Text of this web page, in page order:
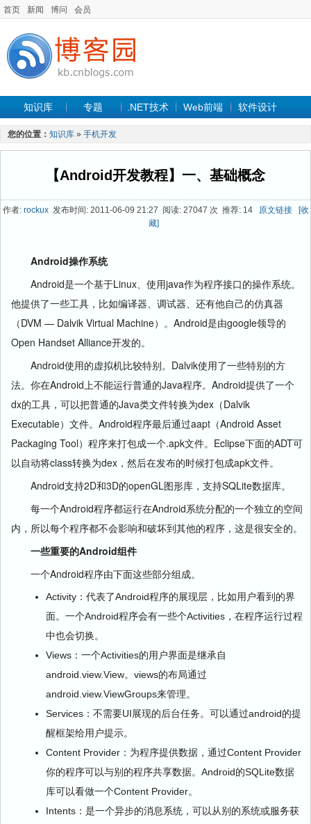
首页 新闻 博问 会员
知识库 专题 .NET技术 Web前端 软件设计
手机开发 软件工程
最新文章
您的位置： 知识库 » 手机开发
【Android开发教程】一、基础概念
作者: rockux发布时间: 2011-06-09 21:27 阅读: 27047 次 推荐: 14 原文链接
[收
藏]
Android操作系统
Android是一个基于Linux、使用java作为程序接口的操作系统。
他提供了一些工具，比如编译器、调试器、还有他自己的仿真器
（DVM — Dalvik Virtual Machine）。Android是由google领导的
Open Handset Alliance开发的。
Android使用的虚拟机比较特别。Dalvik使用了一些特别的方
法。你在Android上不能运行普通的Java程序。Android提供了一个
dx的工具，可以把普通的Java类文件转换为dex（Dalvik
Executable）文件。Android程序最后通过aapt（Android Asset
Packaging Tool）程序来打包成一个.apk文件。Eclipse下面的ADT可
以自动将class转换为dex，然后在发布的时候打包成apk文件。
Android支持2D和3D的openGL图形库，支持SQLite数据库。
每一个Android程序都运行在Android系统分配的一个独立的空间
内，所以每个程序都不会影响和破坏到其他的程序，这是很安全的。
一些重要的Android组件
一个Android程序由下面这些部分组成。
Activity：代表了Android程序的展现层，比如用户看到的界
面。一个Android程序会有一些个Activities，在程序运行过程
中也会切换。
Views：一个Activities的用户界面是继承自
android.view.View。views的布局通过
android.view.ViewGroups来管理。
Services：不需要UI展现的后台任务。可以通过android的提
醒框架给用户提示。
Content Provider：为程序提供数据，通过Content Provider
你的程序可以与别的程序共享数据。Android的SQLite数据
库可以看做一个Content Provider。
Intents：是一个异步的消息系统，可以从别的系统或服务获